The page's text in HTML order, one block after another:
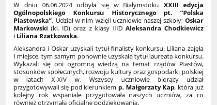
W dniu 06.06.2024 odbyła się w BiałymstokuXXIII edycja
Ogólnopolskiego Konkursu Historycznego pt. “Polska
Piastowska”. Udział w nim wzięli uczniowie naszej szkoły: Oskar
Markowski (kl. ID) oraz z klasy IIID Aleksandra Chodkiewicz
i Liliana Rzatkowska.
Aleksandra i Oskar uzyskali tytuł finalisty konkursu. Liliana zajęła
I miejsce, tym samym ponownie uzyskała tytuł laureata konkursu.
Wykazali się oni ogromną wiedzą na temat rządów Piastów,
stosunków społecznych, rozwoju kultury oraz gospodarki polskiej
w latach X-XIV w. Wszyscy uczniowie biorący udział
przygotowywali się pod kierunkiem p. Małgorzaty Kap, która już
kolejny rok wspaniale przygotowała naszych uczniów, za co
również otrzymała oficjalne podziękowania.